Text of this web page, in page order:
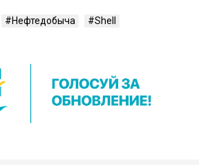
Нефтедобыча Shell